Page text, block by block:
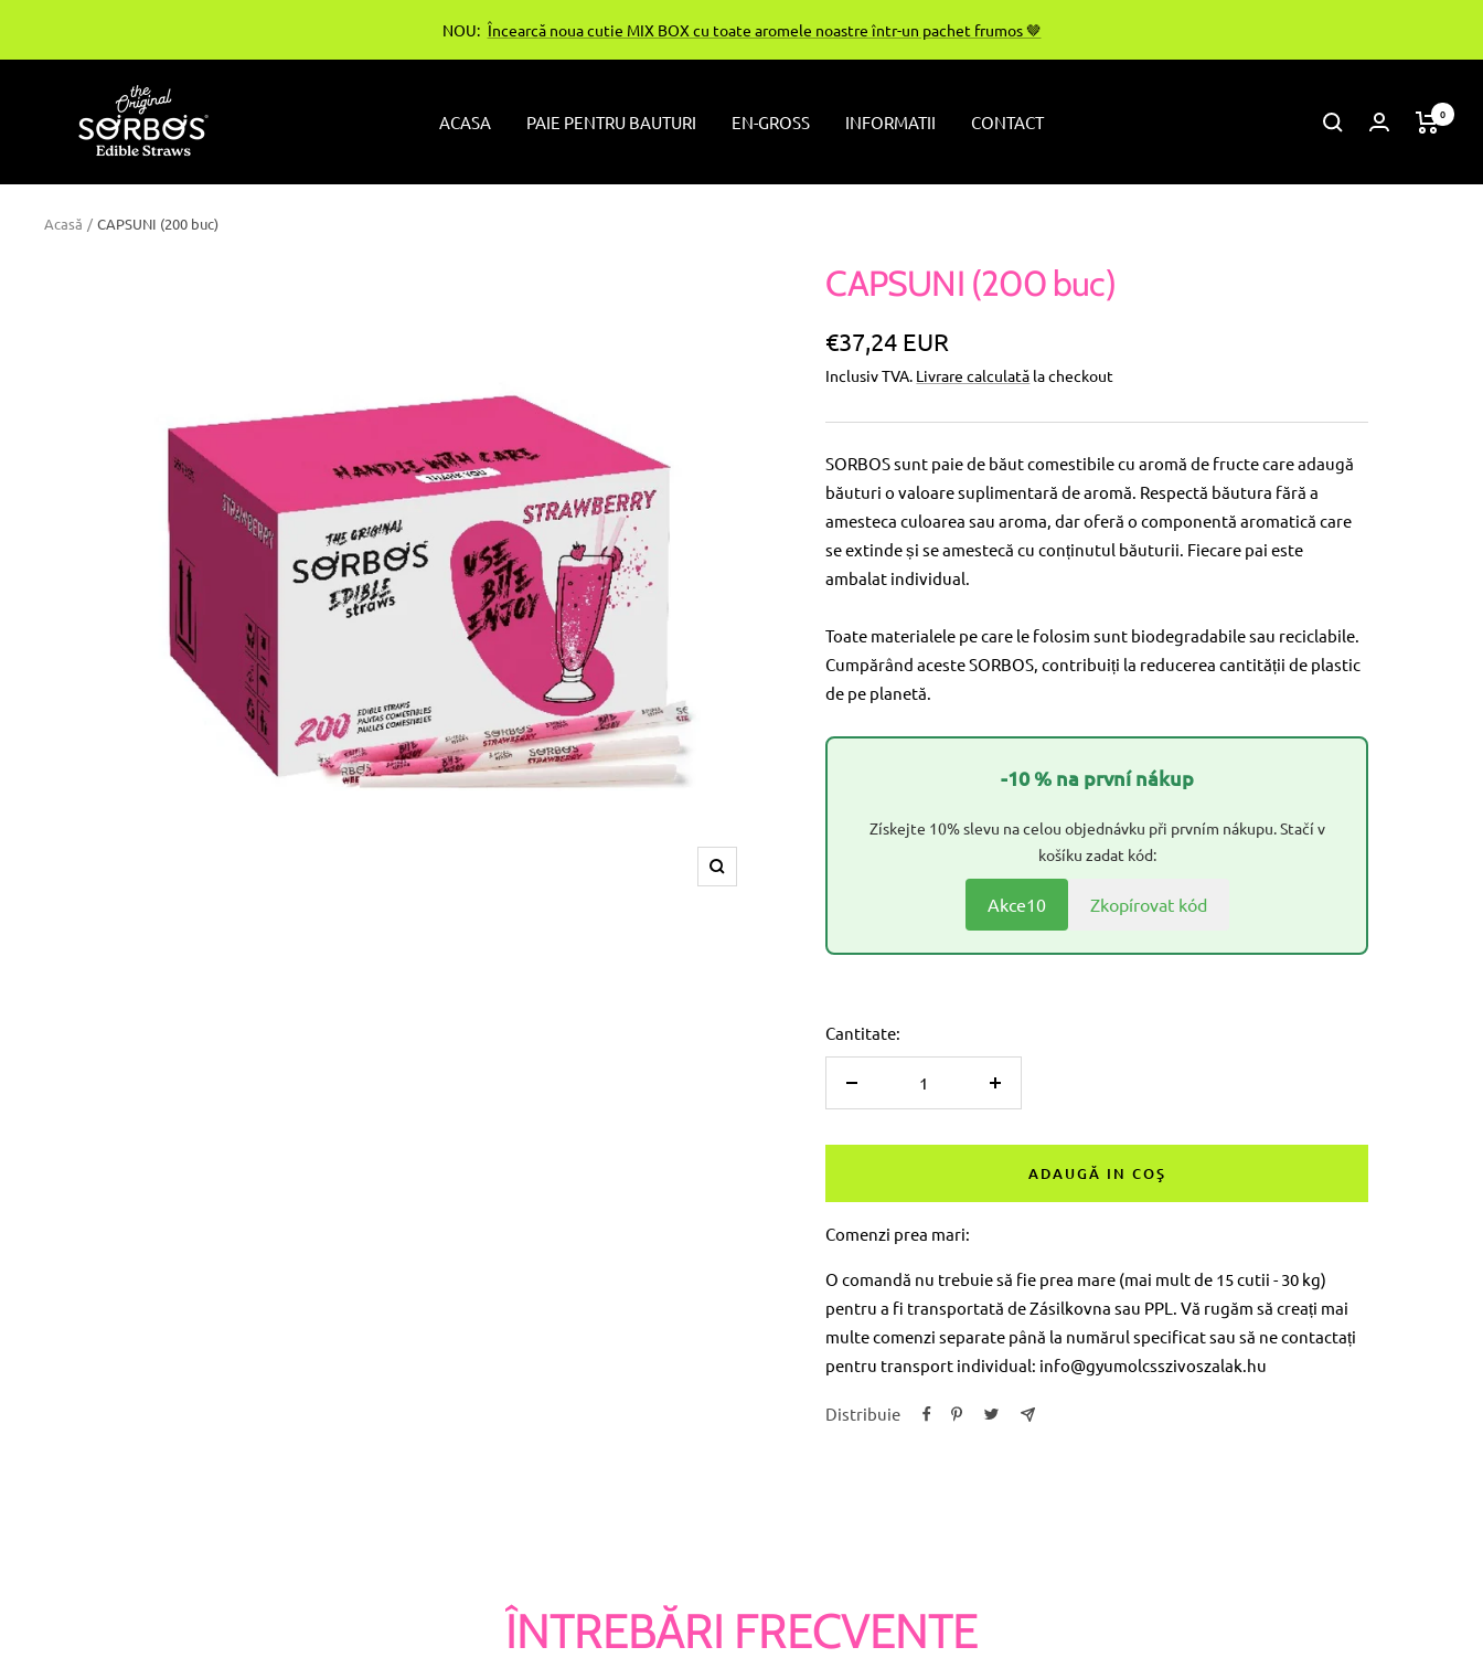
NOU: Încearcă noua cutie MIX BOX cu toate aromele noastre într-un pachet frumos 🤎
ACASA PAIE PENTRU BAUTURI EN-GROSS INFORMATII CONTACT 0
Acasă CAPSUNI (200 buc)
Amplifica
CAPSUNI (200 buc)
Pret
special
€37,24 EUR
Inclusiv TVA. Livrare calculată la checkout
SORBOS sunt paie de băut comestibile cu aromă de fructe care adaugă
băuturi o valoare suplimentară de aromă. Respectă băutura fără a
amesteca culoarea sau aroma, dar oferă o componentă aromatică care
se extinde și se amestecă cu conținutul băuturii. Fiecare pai este
ambalat individual.
Toate materialele pe care le folosim sunt biodegradabile sau reciclabile.
Cumpărând aceste SORBOS, contribuiți la reducerea cantității de plastic
de pe planetă.
-10 % na první nákup
Získejte 10% slevu na celou objednávku při prvním nákupu. Stačí v
košíku zadat kód:
Akce10 Zkopírovat kód
Cantitate:
Măriți
ADAUGĂ IN COŞ
Comenzi prea mari:
O comandă nu trebuie să fie prea mare (mai mult de 15 cutii - 30 kg)
pentru a fi transportată de Zásilkovna sau PPL. Vă rugăm să creați mai
multe comenzi separate până la numărul specificat sau să ne contactați
pentru transport individual: info@gyumolcsszivoszalak.hu
Distribuie
ÎNTREBĂRI FRECVENTE